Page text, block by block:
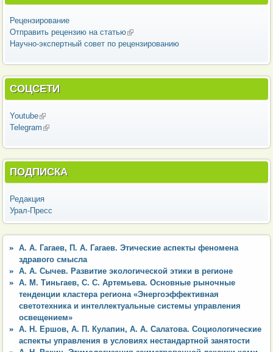
Рецензирование
Отправить рецензию на статью(внешняя ссылка)
Научно-экспертный совет по рецензированию
СОЦСЕТИ
Youtube(внешняя ссылка)
Telegram (внешняя ссылка)
ПОДПИСКА
Редакция
Урал-Пресс
А. А. Гагаев, П. А. Гагаев. Этические аспекты феномена
здравого смысла
А. А. Сычев. Развитие экологической этики в регионе
А. М. Тиньгаев, С. С. Артемьева. Основные рыночные
тенденции кластера региона «Энергоэффективная
светотехника и интеллектуальные системы управления
освещением»
А. Н. Ершов, А. П. Кулапин, А. А. Салатова. Социологические
аспекты управления в условиях нестандартной занятости